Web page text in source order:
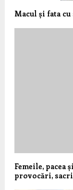
Macul și fata
Femeile, pacea
provocări,